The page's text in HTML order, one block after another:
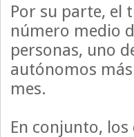
Por su parte, el
número medio
personas, uno
autónomos
mes.
En conjunto,